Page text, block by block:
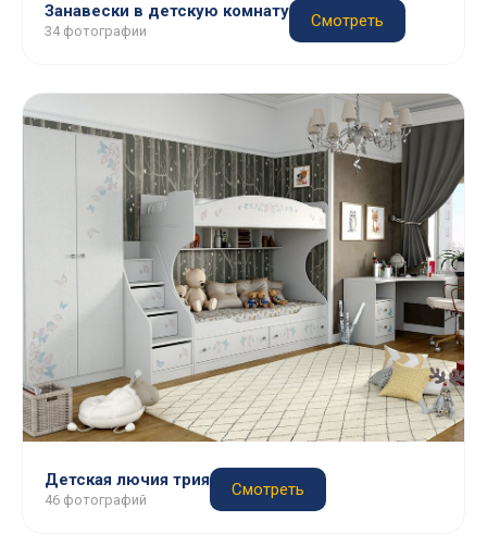
Занавески в детскую комнату
34 фотографии
Смотреть
Детская лючия трия
46 фотографий
Смотреть